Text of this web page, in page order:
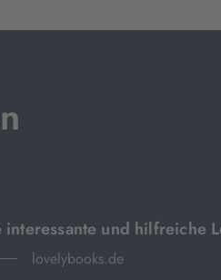
interessante und hilfreiche
lovelybooks.de